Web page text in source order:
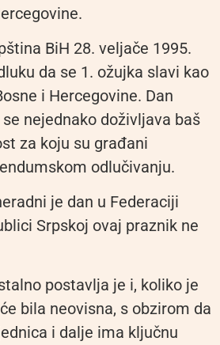
BiH 28. veljače 1995.
da se 1. ožujka slavi kao
i Hercegovine. Dan
nejednako doživljava baš
za koju su građani
odlučivanju.
je dan u Federaciji
Srpskoj ovaj praznik ne
postavlja je i, koliko je
bila neovisna, s obzirom da
i dalje ima ključnu